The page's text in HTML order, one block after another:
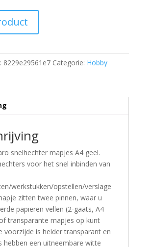
8229e29561e7 Categorie: Hobby
snelhechter mapjes A4 geel.
voor het snel inbinden van
werkstukken/opstellen/verslage
zitten twee pinnen, waar u
papieren vellen (2-gaats, A4
transparante mapjes op kunt
voorzijde is helder transparant en
hebben een uitneembare witte